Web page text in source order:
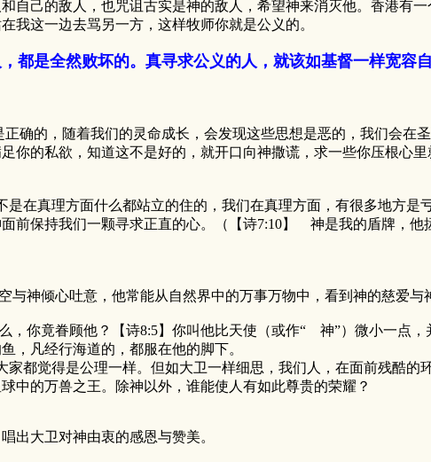
自己的敌人，也咒诅古实是神的敌人，希望神来消灭他。香港有
我这一边去骂另一方，这样牧师你就是公义的。
都是全然败坏的。真寻求公义的人，就该如基督一样宽容
的，随着我们的灵命成长，会发现这些思想是恶的，我们会在
你的私欲，知道这不是好的，就开口向神撒谎，求一些你压根心
真理方面什么都站立的住的，我们在真理方面，有很多地方是
前保持我们一颗寻求正直的心。（【诗7:10】 神是我的盾牌，他
倾心吐意，他常能从自然界中的万事万物中，看到神的慈爱与
竟眷顾他？【诗8:5】你叫他比天使（或作“ 神”）微小一点，
，凡经行海道的，都服在他的脚下。
觉得是公理一样。但如大卫一样细思，我们人，在面前残酷的
中的万兽之王。除神以外，谁能使人有如此尊贵的荣耀？
出大卫对神由衷的感恩与赞美。